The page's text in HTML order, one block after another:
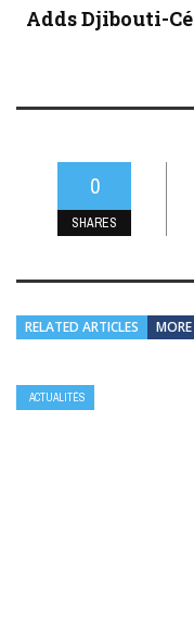
Adds Djibouti-
0
SHARES
RELATED ARTICLES
ACTUALITÉS